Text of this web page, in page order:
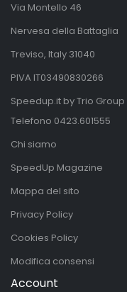
Via Montello 46
Nervesa della Battaglia
Treviso, Italy 31040
PIVA IT03490830266
Speedup.it by Trio Group
Telefono 0423.601555
Chi siamo
SpeedUp Magazine
Mappa del sito
Privacy Policy
Cookies Policy
Modifica consensi
Account